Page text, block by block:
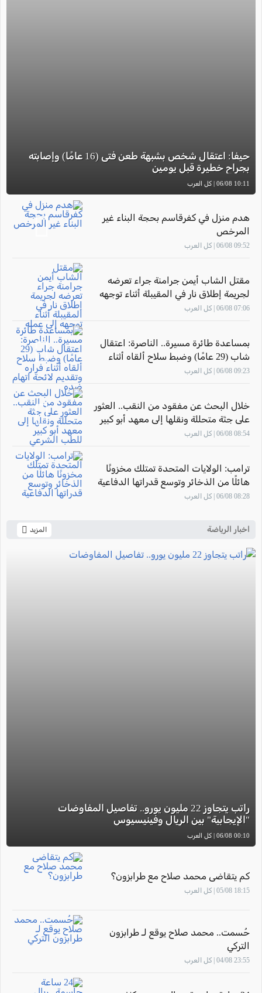
حيفا: اعتقال شخص بشبهة طعن فتى (16 عامًا) وإصابته
بجراح خطيرة قبل يومين
10:11 06/08 | كل العرب
هدم منزل في كفرقاسم بحجة البناء غير
المرخص
09:52 06/08 | كل العرب
مقتل الشاب أيمن جرامنة جراء تعرضه
لجريمة إطلاق نار في المقيبلة أثناء توجهه
إلى عمله
07:06 06/08 | كل العرب
بمساعدة طائرة مسيرة.. الناصرة: اعتقال
شاب (29 عامًا) وضبط سلاح ألقاه أثناء
فراره وتقديم لائحة اتهام ضده
09:23 06/08 | كل العرب
خلال البحث عن مفقود من النقب.. العثور
على جثة متحللة ونقلها إلى معهد أبو كبير
للطب الشرعي
08:54 06/08 | كل العرب
ترامب: الولايات المتحدة تمتلك مخزونًا
هائلًا من الذخائر وتوسع قدراتها الدفاعية
08:28 06/08 | كل العرب
اخبار الرياضة المزيد
راتب يتجاوز 22 مليون يورو.. تفاصيل المفاوضات
"الإيجابية" بين الريال وفينيسيوس
00:10 06/08 | كل العرب
كم يتقاضى محمد صلاح مع طرابزون؟
18:15 05/08 | كل العرب
حُسمت.. محمد صلاح يوقع لـ طرابزون
التركي
23:55 04/08 | كل العرب